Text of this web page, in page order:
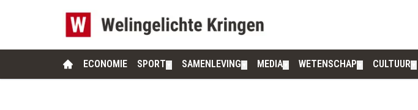
ECONOMIE SPORT SAMENLEVING MEDIA WETENSCHAP CULTUUR